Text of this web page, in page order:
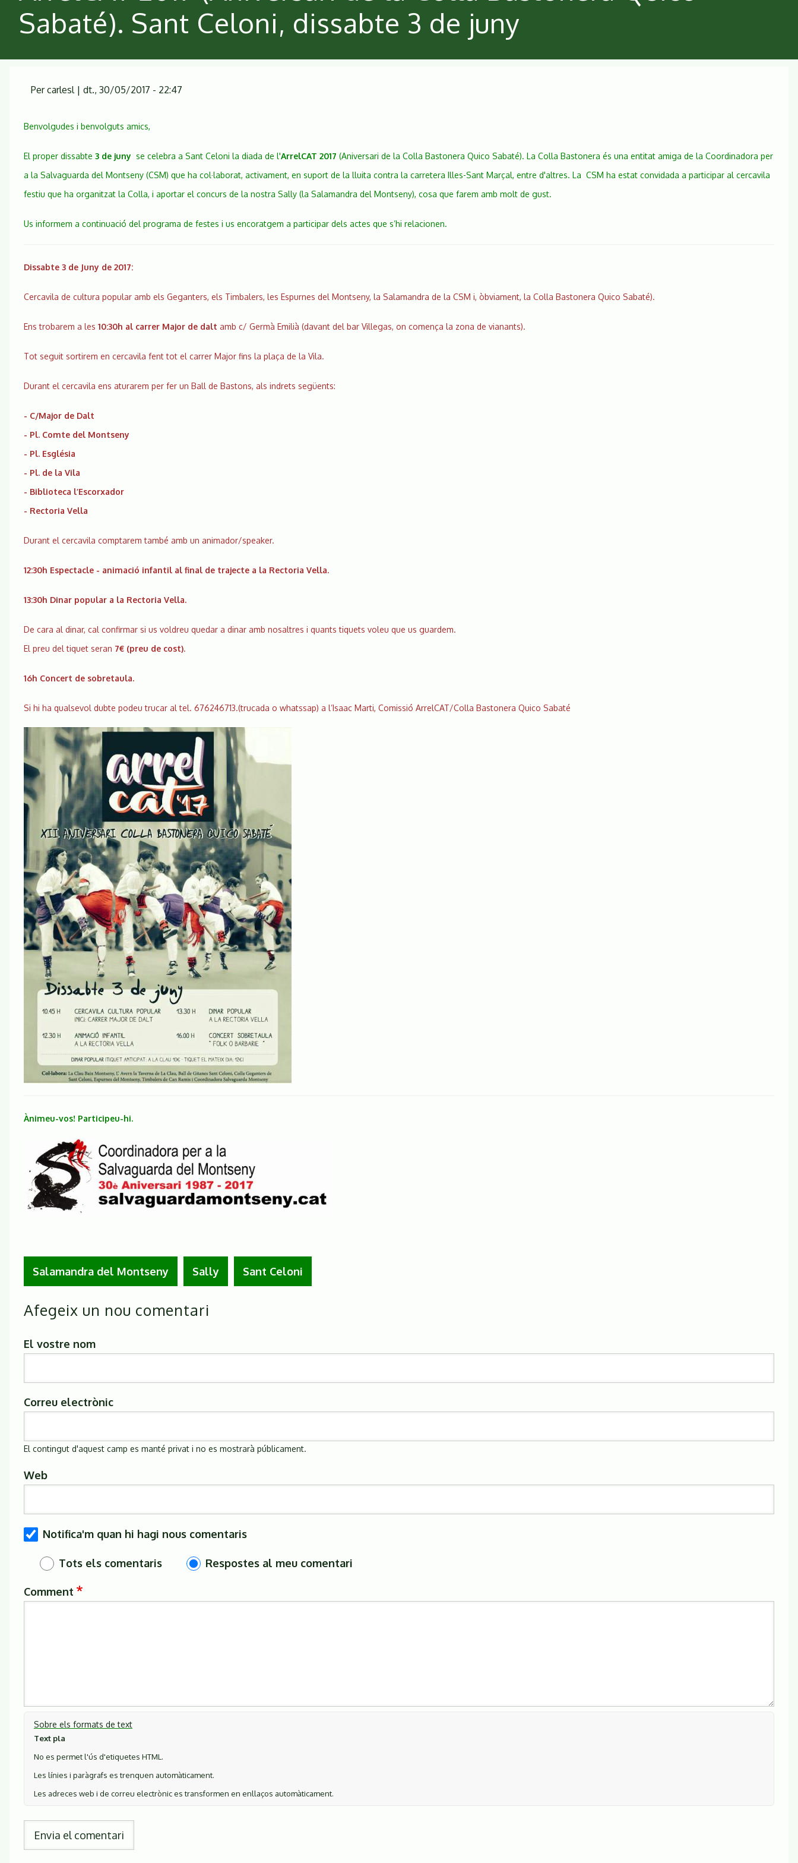
Sabaté). Sant Celoni, dissabte 3 de juny
Percarlesl | dt., 30/05/2017 - 22:47
Benvolgudes i benvolguts amics,
El proper dissabte 3 de juny se celebra a Sant Celoni la diada de l'ArrelCAT 2017 (Aniversari de la Colla Bastonera Quico Sabaté). La Colla Bastonera és una entitat amiga de la Coordinadora per
a la Salvaguarda del Montseny (CSM) que ha col·laborat, activament, en suport de la lluita contra la carretera Illes-Sant Marçal, entre d'altres. La CSM ha estat convidada a participar al cercavila
festiu que ha organitzat la Colla, i aportar el concurs de la nostra Sally (la Salamandra del Montseny), cosa que farem amb molt de gust.
Us informem a continuació del programa de festes i us encoratgem a participar dels actes que s’hi relacionen.
Dissabte 3 de Juny de 2017:
Cercavila de cultura popular amb els Geganters, els Timbalers, les Espurnes del Montseny, la Salamandra de la CSM i, òbviament, la Colla Bastonera Quico Sabaté).
Ens trobarem a les 10:30h al carrer Major de dalt amb c/ Germà Emilià (davant del bar Villegas, on comença la zona de vianants).
Tot seguit sortirem en cercavila fent tot el carrer Major fins la plaça de la Vila.
Durant el cercavila ens aturarem per fer un Ball de Bastons, als indrets següents:
- C/Major de Dalt
- Pl. Comte del Montseny
- Pl. Església
- Pl. de la Vila
- Biblioteca l’Escorxador
- Rectoria Vella
Durant el cercavila comptarem també amb un animador/speaker.
12:30h Espectacle - animació infantil al final de trajecte a la Rectoria Vella.
13:30h Dinar popular a la Rectoria Vella.
De cara al dinar, cal confirmar si us voldreu quedar a dinar amb nosaltres i quants tiquets voleu que us guardem.
El preu del tiquet seran 7€ (preu de cost).
16h Concert de sobretaula.
Si hi ha qualsevol dubte podeu trucar al tel. 676246713.(trucada o whatssap) a l’Isaac Marti, Comissió ArrelCAT/Colla Bastonera Quico Sabaté
Ànimeu-vos! Participeu-hi.
Salamandra del Montseny Sally Sant Celoni
Afegeix un nou comentari
El vostre nom
Correu electrònic
El contingut d'aquest camp es manté privat i no es mostrarà públicament.
Web
Notifica'm quan hi hagi nous comentaris
Tots els comentaris Respostes al meu comentari
Comment
Sobre els formats de text
Text pla
No es permet l'ús d'etiquetes HTML.
Les línies i paràgrafs es trenquen automàticament.
Les adreces web i de correu electrònic es transformen en enllaços automàticament.